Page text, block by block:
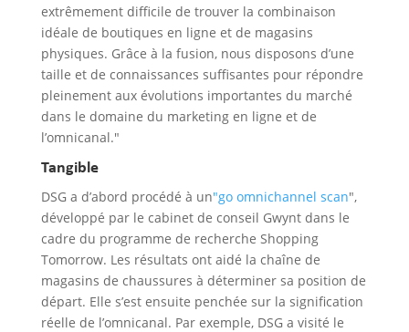
extrêmement difficile de trouver la combinaison
idéale de boutiques en ligne et de magasins
physiques. Grâce à la fusion, nous disposons d’une
taille et de connaissances suffisantes pour répondre
pleinement aux évolutions importantes du marché
dans le domaine du marketing en ligne et de
l’omnicanal."
Tangible
DSG a d’abord procédé à un"go omnichannel scan",
développé par le cabinet de conseil Gwynt dans le
cadre du programme de recherche Shopping
Tomorrow. Les résultats ont aidé la chaîne de
magasins de chaussures à déterminer sa position de
départ. Elle s’est ensuite penchée sur la signification
réelle de l’omnicanal. Par exemple, DSG a visité le